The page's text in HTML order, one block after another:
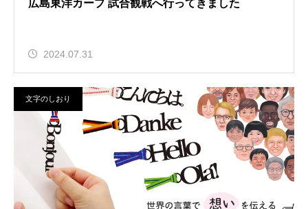
広島東洋カープ 試合観戦へ行ってきました
2024.07.31
文字のしおり